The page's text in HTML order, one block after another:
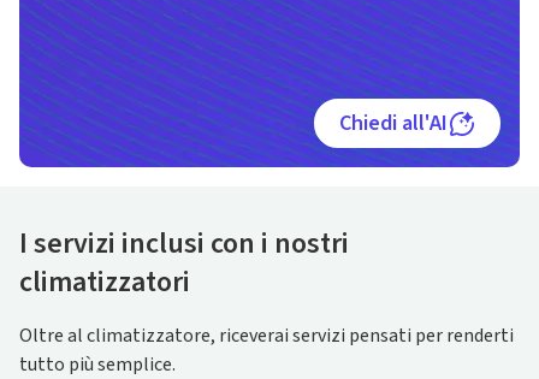
Chiedi all'AI
I servizi inclusi con i nostri
climatizzatori
Oltre al climatizzatore, riceverai servizi pensati per renderti
tutto più semplice.